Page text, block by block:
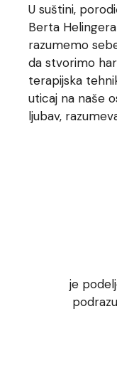
U suštini,
Berta
razumemo
da stvorimo
terapijska
uticaj na naše
ljubav,
je